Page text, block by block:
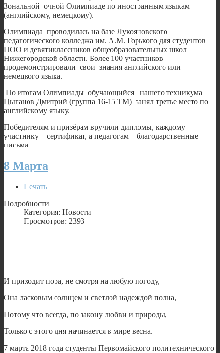
Зональной очной Олимпиаде по иностранным языкам
(английскому, немецкому).
Олимпиада проводилась на базе Лукояновского
педагогического колледжа им. А.М. Горького для студентов
ПОО и девятиклассников общеобразовательных школ
Нижегородской области. Более 100 участников
продемонстрировали свои знания английского или
немецкого языка.
По итогам Олимпиады обучающийся нашего техникума
Цыганов Дмитрий (группа 16-15 ТМ) занял третье место по
английскому языку.
Победителям и призёрам вручили дипломы, каждому
участнику – сертификат, а педагогам – благодарственные
письма.
8 Марта
Печать
Подробности
Категория: Новости
Просмотров: 2393
И приходит пора, не смотря на любую погоду,
Она ласковым солнцем и светлой надеждой полна,
Потому что всегда, по закону любви и природы,
Только с этого дня начинается в мире весна.
7 марта 2018 года студенты Первомайского политехнического